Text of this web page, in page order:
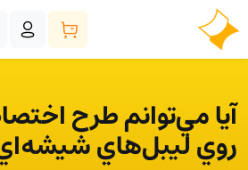
آيا مي‌توانم طرح
روي ليبل‌هاي